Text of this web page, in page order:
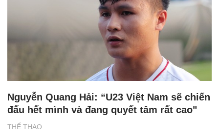
THỂ THAO
Nguyễn Quang Hải: “U23 Việt Nam sẽ chiến
đấu hết mình và đang quyết tâm rất cao"